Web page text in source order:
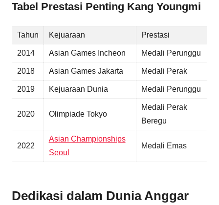
Tabel Prestasi Penting Kang Youngmi
Tahun Kejuaraan Prestasi
2014 Asian Games Incheon Medali Perunggu
2018 Asian Games Jakarta Medali Perak
2019 Kejuaraan Dunia Medali Perunggu
2020 Olimpiade Tokyo
Medali Perak
Beregu
2022
Asian Championships
Seoul
Medali Emas
Dedikasi dalam Dunia Anggar